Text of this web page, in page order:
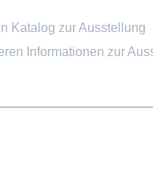
Katalog zur Ausstellung
Informationen zur